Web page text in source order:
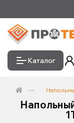
Каталог